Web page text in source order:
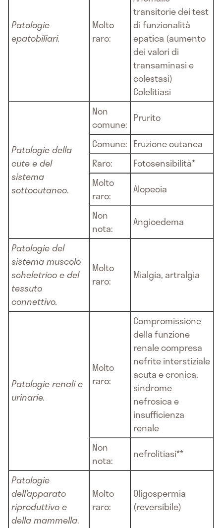
Patologie
epatobiliari.
Molto
raro:
transitorie dei test
di funzionalità
epatica (aumento
dei valori di
transaminasi e
colestasi)
Colelitiasi
Patologie della
cute e del
sistema
sottocutaneo.
Non
comune: Prurito
Comune: Eruzione cutanea
Raro:
Fotosensibilità*
Molto
raro:
Alopecia
Non
nota:
Angioedema
Patologie del
sistema muscolo
scheletrico e del
tessuto
connettivo.
Molto
raro:
Mialgia, artralgia
Patologie renali e
urinarie.
Molto
raro:
Compromissione
della funzione
renale compresa
nefrite interstiziale
acuta e cronica,
sindrome
nefrosica e
insufficienza
renale
Non
nota:
nefrolitiasi**
Patologie
dell’apparato
riproduttivo e
della mammella.
Molto
raro:
Oligospermia
(reversibile)